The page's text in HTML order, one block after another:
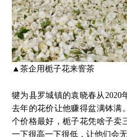
▲茶企用栀子花来窨茶
犍为县罗城镇的袁晓春从2020
去年的花价让他赚得盆满钵满
个价格最好，栀子花凭啥子卖
一下很高一下很低，让他们会无